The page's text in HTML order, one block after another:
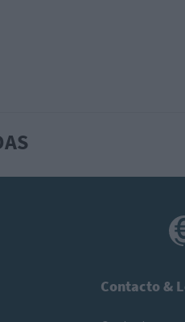
Contacto &